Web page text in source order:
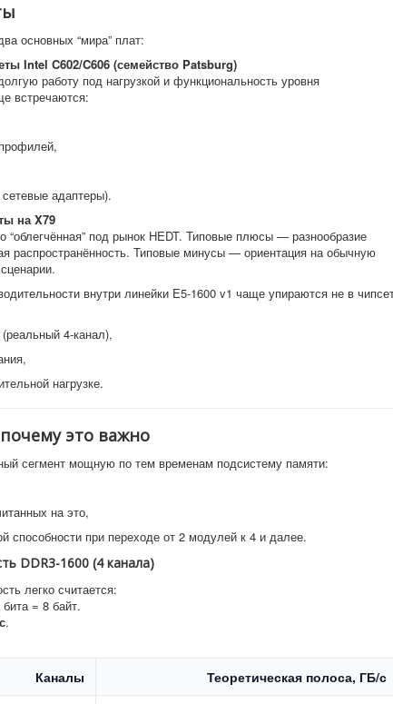
основных “мира” плат:
Intel C602/C606 (семейство Patsburg)
работу под нагрузкой и функциональность уровня
встречаются:
адаптеры).
на X79
“облегчённая” под рынок HEDT. Типовые плюсы — разнообразие
распространённость. Типовые минусы — ориентация на обычную
внутри линейки E5-1600 v1 чаще упираются не в
4-канал),
нагрузке.
это важно
сегмент мощную по тем временам подсистему памяти:
на это,
способности при переходе от 2 модулей к 4 и далее.
DDR3-1600 (4 канала)
легко считается:
= 8 байт.
.
Каналы Теоретическая полоса, ГБ/с